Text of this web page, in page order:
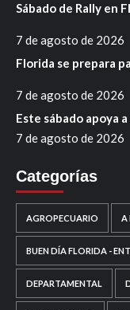
Sábado de Rally en
7 de agosto de 2026
Florida se prepara
7 de agosto de 2026
Este sábado apoya
7 de agosto de 2026
Categorías
AGROPECUARIO A
BUEN DÍA FLORIDA -
DEPARTAMENTAL